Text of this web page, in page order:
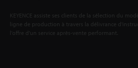
KEYENCE assiste ses clients de la sélection du
ligne de production à travers la délivrance
l'offre d'un service après-vente performant.